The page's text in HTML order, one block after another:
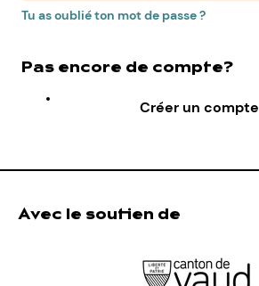
Tu as oublié ton mot de passe ?
Pas encore de compte?
Créer un compte
Avec le soutien de